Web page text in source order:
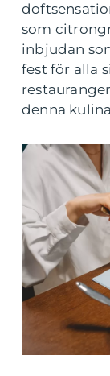
som
inbjudan
fest för alla
denna